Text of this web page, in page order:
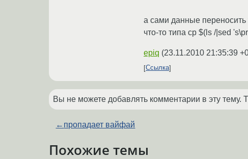
а сами данные переносить
что-то типа cp $(ls /|sed
epiq (23.11.2010 21:35:39
Ссылка
Вы не можете добавлять комментарии в эту
← пропадает вайфай
Похожие темы